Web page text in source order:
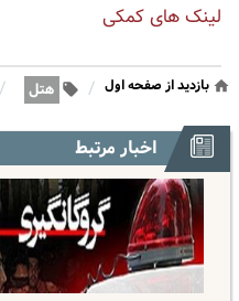
لینک های کمکی
بازدید از صفحه اول / هتل /
اخبار مرتبط